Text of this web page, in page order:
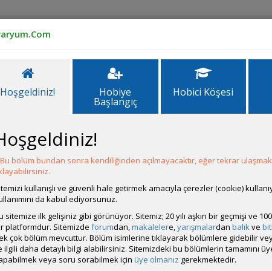
İlanlar Forum
Tropheus (Genel Bilgi)
Tropheus'un şu anda bilinen 8 türü vardır. T.
"mpimbwe". Tanganyika Gölü'nde bu türleri
kısımlarında bulunurlar, bu bölgelerde sürüler
Tropheus brichardi yarıçapı 2 metreden büyük
Tropheus türleri ağızda kuluçka yaparlar. Dişiler
kayaların ardına saklanırken, bazı türler (ör.
çok iligiyi duboisi göstermektedir. Bu süre
az 10 adetli bir kolonide tutmak gerekir. Birbirine
Hoşgeldiniz! Hobiye
Başlangıç
Hobici Köşesi
bölüm bundan sonra kendiliğinden açılmayacaktır, eğer tekrar
kullanışlı ve güvenli hale getirmek amacıyla çerezler (cookie)
da kabul ediyorsunuz.
sitemize ilk gelişiniz gibi görünüyor. Sitemiz; 20 yılı aşkın bir geçmişi ve
platformdur. Sitemizde forumdan,makalelere,yarışmalardan balıkve
çok bölüm mevcuttur. Bölüm isimlerine tıklayarak bölümlere gidebilir
ilgili daha detaylı bilgi alabilirsiniz. Sitemizdeki bu bölümlerin tamamını
veya soru sorabilmek için üye olmanız gerekmektedir.